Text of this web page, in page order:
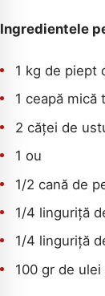
Ingredientele
1 kg de piept
1 ceapă mică
2 căței de
1 ou
1/2 cană de
1/4 linguriță
1/4 linguriță
100 gr de